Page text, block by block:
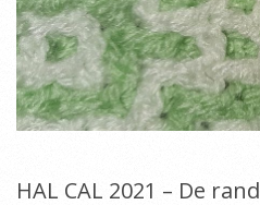
HAL CAL 2021 – De rand